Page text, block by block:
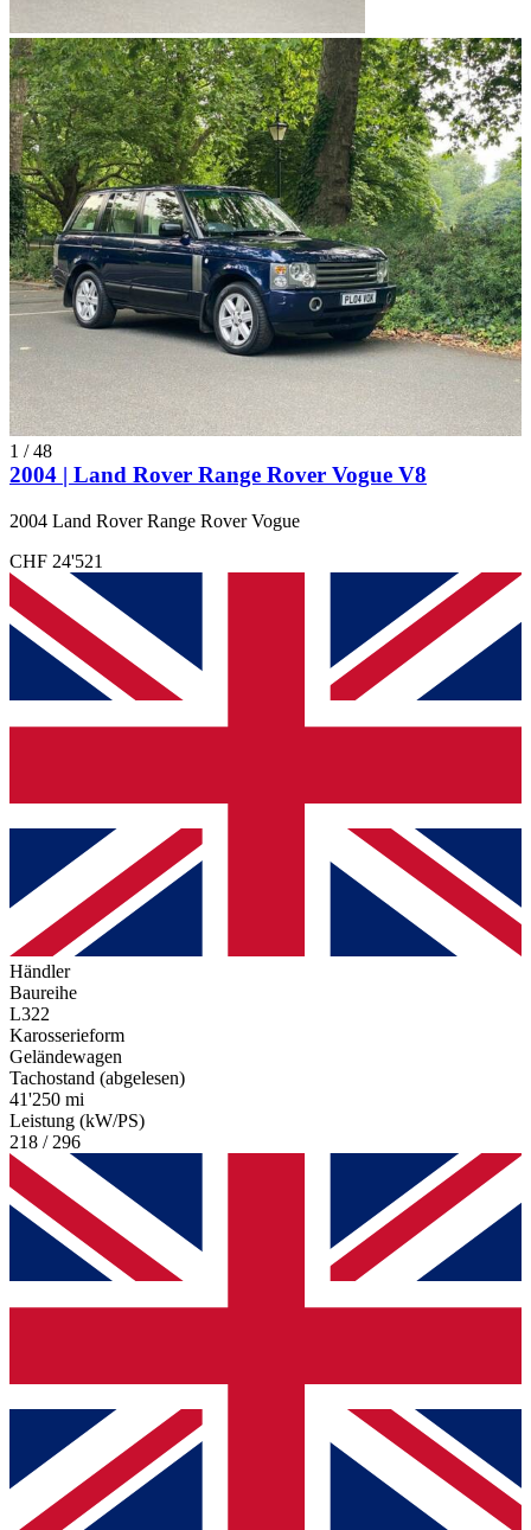
1 /48
2004 | Land Rover Range Rover Vogue V8
2004 Land Rover Range Rover Vogue
CHF 24'521
Händler
Baureihe
L322
Karosserieform
Geländewagen
Tachostand (abgelesen)
41'250 mi
Leistung (kW/PS)
218 / 296